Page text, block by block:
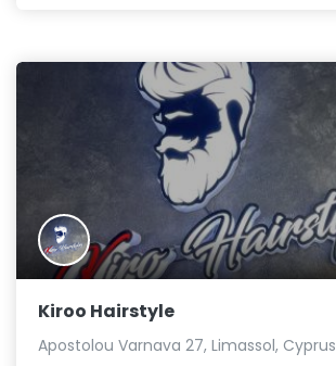
Kiroo Hairstyle
Apostolou Varnava 27, Limassol, Cyprus